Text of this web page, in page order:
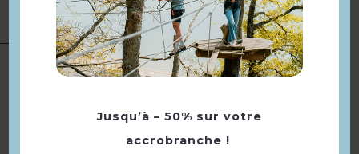
Leaflet| ©OpenStreetMap
Présentation
Compléments
localisation
Bus à 130 m Arrêt family village
Jusqu’à – 50% sur votre
accrobranche !